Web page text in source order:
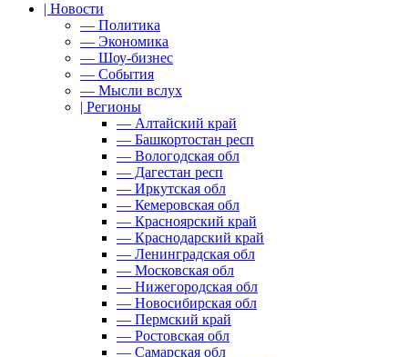
| Новости
— Политика
— Экономика
— Шоу-бизнес
— События
— Мысли вслух
| Регионы
— Алтайский край
— Башкортостан респ
— Вологодская обл
— Дагестан респ
— Иркутская обл
— Кемеровская обл
— Красноярский край
— Краснодарский край
— Ленинградская обл
— Московская обл
— Нижегородская обл
— Новосибирская обл
— Пермский край
— Ростовская обл
— Самарская обл